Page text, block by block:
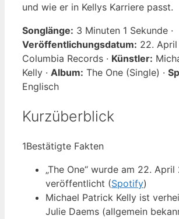
und wie er in Kellys Karriere passt.
Songlänge: 3 Minuten 1 Sekunde ·
Veröffentlichungsdatum: 22. April
Columbia Records · Künstler:
Kelly · Album: The One (Single) ·
Englisch
Kurzüberblick
1Bestätigte Fakten
„The One“ wurde am 22. April
veröffentlicht (Spotify)
Michael Patrick Kelly ist
Julie Daems (allgemein